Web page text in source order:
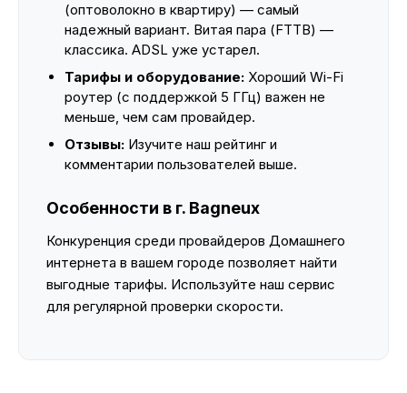
(оптоволокно в квартиру) — самый
надежный вариант. Витая пара (FTTB) —
классика. ADSL уже устарел.
Тарифы и оборудование: Хороший Wi-Fi
роутер (с поддержкой 5 ГГц) важен не
меньше, чем сам провайдер.
Отзывы: Изучите наш рейтинг и
комментарии пользователей выше.
Особенности в г. Bagneux
Конкуренция среди провайдеров Домашнего
интернета в вашем городе позволяет найти
выгодные тарифы. Используйте наш сервис
для регулярной проверки скорости.